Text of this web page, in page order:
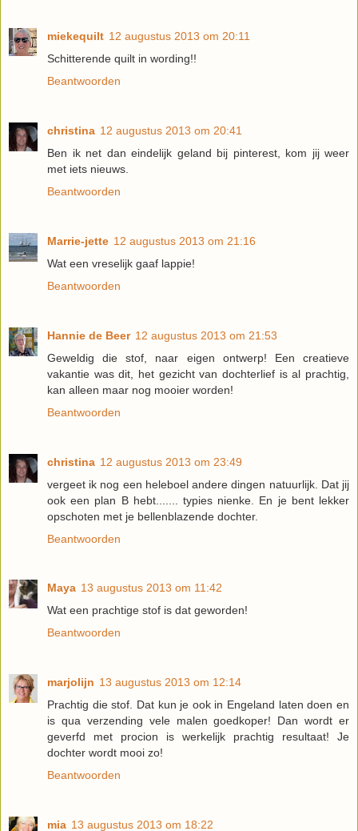
miekequilt 12 augustus 2013 om 20:11
Schitterende quilt in wording!!
Beantwoorden
christina 12 augustus 2013 om 20:41
Ben ik net dan eindelijk geland bij pinterest, kom jij weer
met iets nieuws.
Beantwoorden
Marrie-jette 12 augustus 2013 om 21:16
Wat een vreselijk gaaf lappie!
Beantwoorden
Hannie de Beer 12 augustus 2013 om 21:53
Geweldig die stof, naar eigen ontwerp! Een creatieve
vakantie was dit, het gezicht van dochterlief is al prachtig,
kan alleen maar nog mooier worden!
Beantwoorden
christina 12 augustus 2013 om 23:49
vergeet ik nog een heleboel andere dingen natuurlijk. Dat jij
ook een plan B hebt....... typies nienke. En je bent lekker
opschoten met je bellenblazende dochter.
Beantwoorden
Maya 13 augustus 2013 om 11:42
Wat een prachtige stof is dat geworden!
Beantwoorden
marjolijn 13 augustus 2013 om 12:14
Prachtig die stof. Dat kun je ook in Engeland laten doen en
is qua verzending vele malen goedkoper! Dan wordt er
geverfd met procion is werkelijk prachtig resultaat! Je
dochter wordt mooi zo!
Beantwoorden
mia 13 augustus 2013 om 18:22